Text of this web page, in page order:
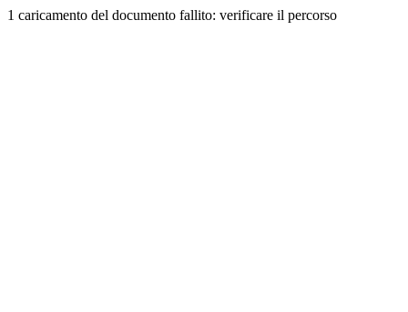
1 caricamento del documento fallito: verificare il percorso